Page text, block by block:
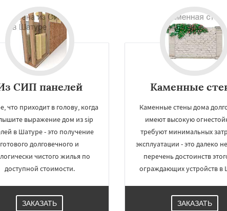
СИП панелей
что приходит в голову, когда
выражение дом из sip
в Шатуре - это получение
готового долговечного и
чистого жилья по
доступной стоимости.
ЗАКАЗАТЬ
Каменные
Каменные стены дома
имеют высокую
требуют минимальных
эксплуатации - это далеко
перечень достоинств
ограждающих устройств в
ЗАКАЗАТЬ